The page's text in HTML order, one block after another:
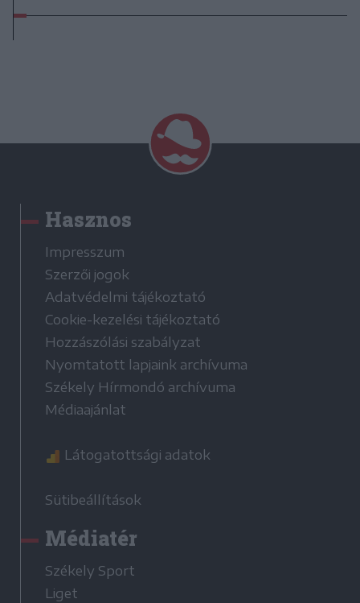
Hasznos
Impresszum
Szerzői jogok
Adatvédelmi tájékoztató
Cookie-kezelési tájékoztató
Hozzászólási szabályzat
Nyomtatott lapjaink archívuma
Székely Hírmondó archívuma
Médiaajánlat
Látogatottsági adatok
Sütibeállítások
Médiatér
Székely Sport
Liget